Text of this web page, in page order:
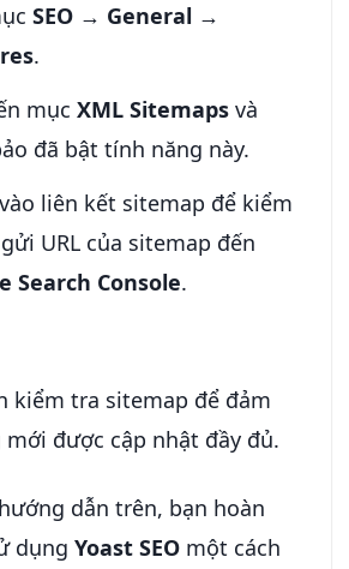
SEO → General →
.
mụcXML Sitemaps và
đã bật tính năng này.
liên kết sitemap để kiểm
URL của sitemap đến
Search Console.
kiểm tra sitemap để đảm
mới được cập nhật đầy đủ.
dẫn trên, bạn hoàn
dụng Yoast SEO một cách